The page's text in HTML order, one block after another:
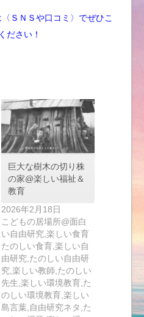
ＳＮＳや口コミ〉でぜひこ
ださい！
巨大な樹木の切り株
の家@楽しい福祉＆
教育
2026年2月18日
こどもの居場所@面白
い自由研究,楽しい食育
たのしい食育,楽しい自
由研究,たのしい自由研
究,楽しい教師,たのしい
先生,楽しい環境教育,た
のしい環境教育,楽しい
島言葉,自由研究ネタ,た